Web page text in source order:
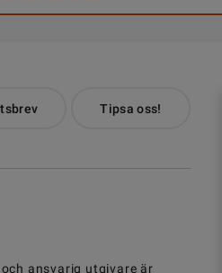
Tipsa oss!
och ansvarig utgivare är